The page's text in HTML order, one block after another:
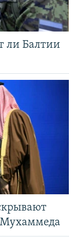
ли Балтии